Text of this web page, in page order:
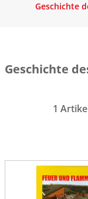
Geschichte
Geschichte
1